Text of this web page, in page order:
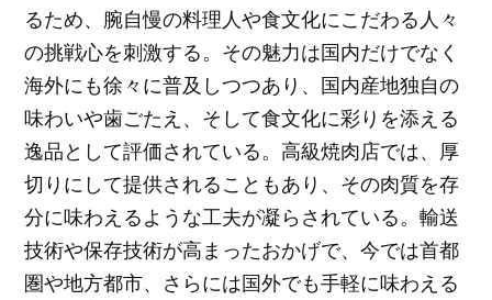
るため、腕自慢の料理人や食文化にこだわる人々
の挑戦心を刺激する。その魅力は国内だけでなく
海外にも徐々に普及しつつあり、国内産地独自の
味わいや歯ごたえ、そして食文化に彩りを添える
逸品として評価されている。高級焼肉店では、厚
切りにして提供されることもあり、その肉質を存
分に味わえるような工夫が凝らされている。輸送
技術や保存技術が高まったおかげで、今では首都
圏や地方都市、さらには国外でも手軽に味わえる